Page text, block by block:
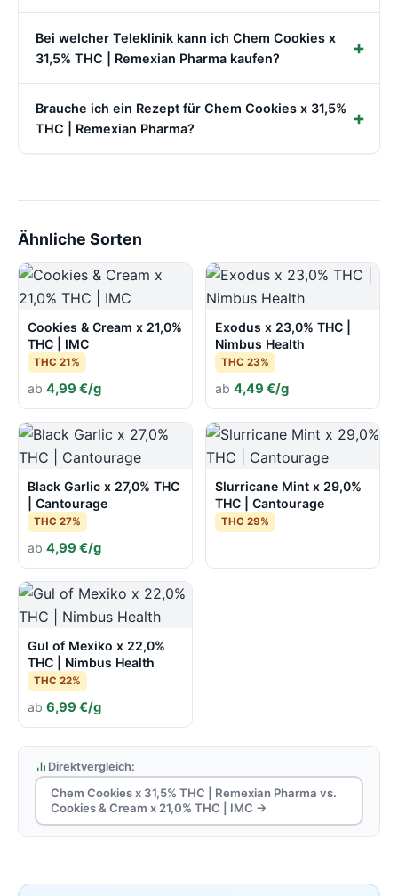
Bei welcher Teleklinik kann ich Chem Cookies x
31,5% THC | Remexian Pharma kaufen?
Brauche ich ein Rezept für Chem Cookies x 31,5%
THC | Remexian Pharma?
Ähnliche Sorten
Cookies & Cream x 21,0%
THC | IMC
THC 21%
ab 4,99 €/g
Exodus x 23,0% THC |
Nimbus Health
THC 23%
ab 4,49 €/g
Black Garlic x 27,0% THC
| Cantourage
THC 27%
ab 4,99 €/g
Slurricane Mint x 29,0%
THC | Cantourage
THC 29%
Gul of Mexiko x 22,0%
THC | Nimbus Health
THC 22%
ab 6,99 €/g
Direktvergleich:
Chem Cookies x 31,5% THC | Remexian Pharma vs.
Cookies & Cream x 21,0% THC | IMC →